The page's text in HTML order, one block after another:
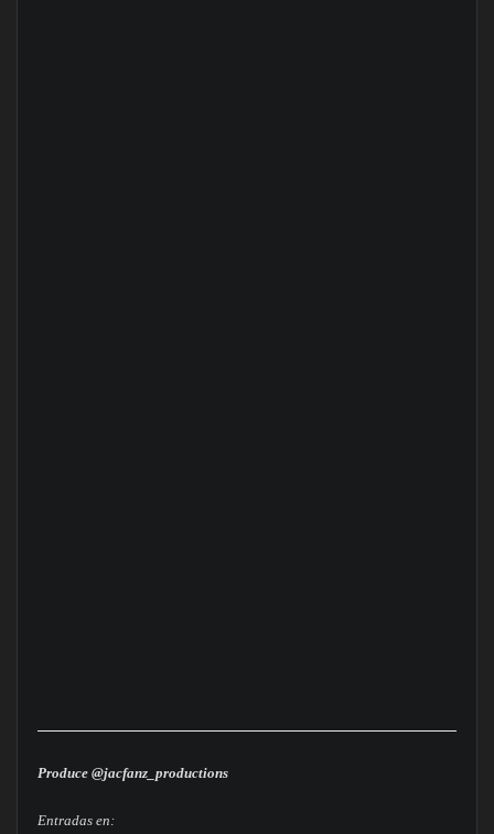
Produce @jacfanz_productions
Entradas en: